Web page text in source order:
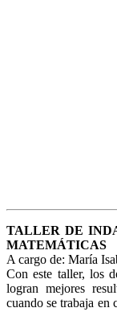
TALLER DE
MATEMÁTICAS
A cargo de: María
Con este taller, los
logran mejores
cuando se trabaja en